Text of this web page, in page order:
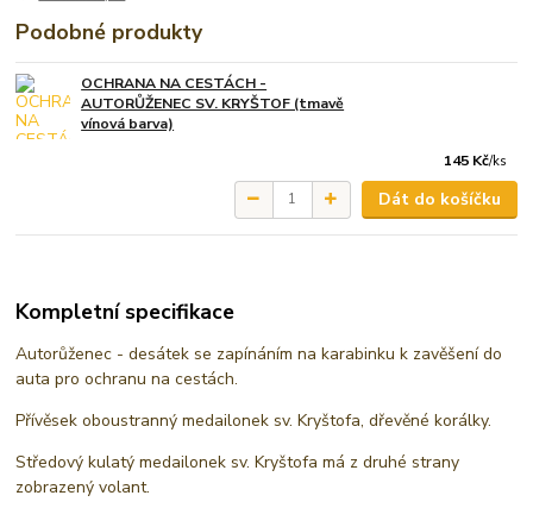
Podobné produkty
OCHRANA NA CESTÁCH -
AUTORŮŽENEC SV. KRYŠTOF (tmavě
vínová barva)
145 Kč/ks
Dát do košíčku
Kompletní specifikace
Autorůženec - desátek se zapínáním na karabinku k zavěšení do
auta pro ochranu na cestách.
Přívěsek oboustranný medailonek sv. Kryštofa, dřevěné korálky.
Středový kulatý medailonek sv. Kryštofa má z druhé strany
zobrazený volant.